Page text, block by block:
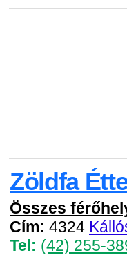
Zöldfa
Összes
Cím: 4324
Tel: (42) 255-